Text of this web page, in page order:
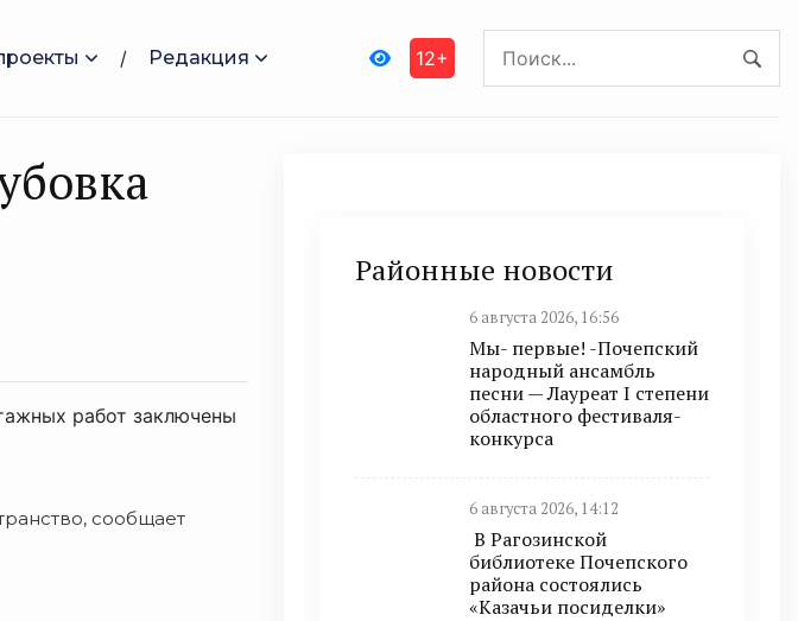
Редакция 12+
работ заключены
сообщает
Районные новости
6 августа 2026, 16:56
Мы- первые! -Почепский
народный ансамбль
песни — Лауреат I степени
областного фестиваля-
конкурса
6 августа 2026, 14:12
В Рагозинской
библиотеке Почепского
района состоялись
«Казачьи посиделки»